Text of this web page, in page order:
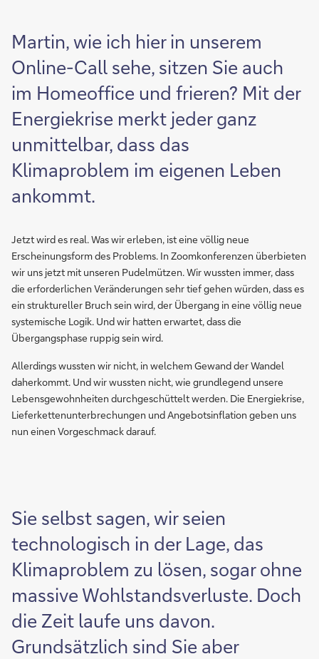
Martin, wie ich hier in unserem
Online-Call sehe, sitzen Sie auch
im Homeoffice und frieren? Mit der
Energiekrise merkt jeder ganz
unmittelbar, dass das
Klimaproblem im eigenen Leben
ankommt.
Jetzt wird es real. Was wir erleben, ist eine völlig neue
Erscheinungsform des Problems. In Zoomkonferenzen überbieten
wir uns jetzt mit unseren Pudelmützen. Wir wussten immer, dass
die erforderlichen Veränderungen sehr tief gehen würden, dass es
ein struktureller Bruch sein wird, der Übergang in eine völlig neue
systemische Logik. Und wir hatten erwartet, dass die
Übergangsphase ruppig sein wird.
Allerdings wussten wir nicht, in welchem Gewand der Wandel
daherkommt. Und wir wussten nicht, wie grundlegend unsere
Lebensgewohnheiten durchgeschüttelt werden. Die Energiekrise,
Lieferkettenunterbrechungen und Angebotsinflation geben uns
nun einen Vorgeschmack darauf.
Sie selbst sagen, wir seien
technologisch in der Lage, das
Klimaproblem zu lösen, sogar ohne
massive Wohlstandsverluste. Doch
die Zeit laufe uns davon.
Grundsätzlich sind Sie aber